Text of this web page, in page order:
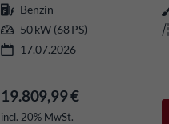
Benzin
50 kW (68 PS)
17.07.2026
19.809,99 €
incl. 20% MwSt.